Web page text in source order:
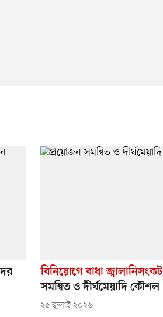
বিনিয়োগে বাধা জ্বালানিসংকট
সমন্বিত ও দীর্ঘমেয়াদি কৌশল
২৫ জুলাই ২০২৬